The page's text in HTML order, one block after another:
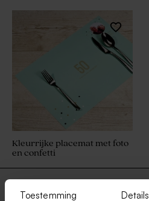
Toestemming Details
Kleurrijke placemat met foto
en confetti